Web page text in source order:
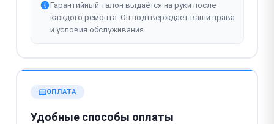
Гарантийный талон выдаётся на руки после
каждого ремонта. Он подтверждает ваши права
и условия обслуживания.
ОПЛАТА
Удобные способы оплаты